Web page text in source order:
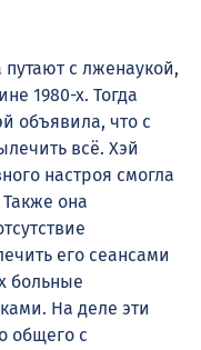
с лженаукой,
1980-х. Тогда
объявила, что с
всё. Хэй
настроя смогла
она
его сеансами
больные
На деле эти
общего с